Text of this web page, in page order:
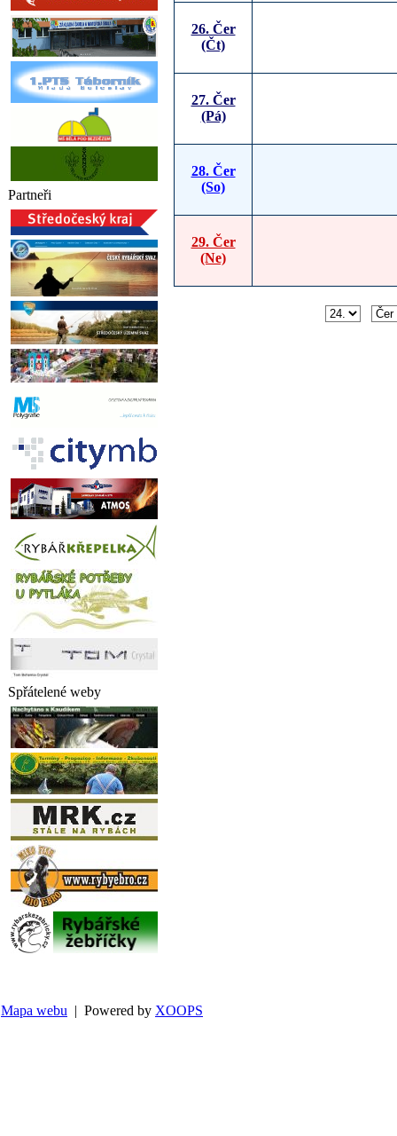
Partneři
Spřátelené weby
26. Čer
(Čt)
27. Čer
(Pá)
28. Čer
(So)
29. Čer
(Ne)
Mapa webu | Powered by XOOPS